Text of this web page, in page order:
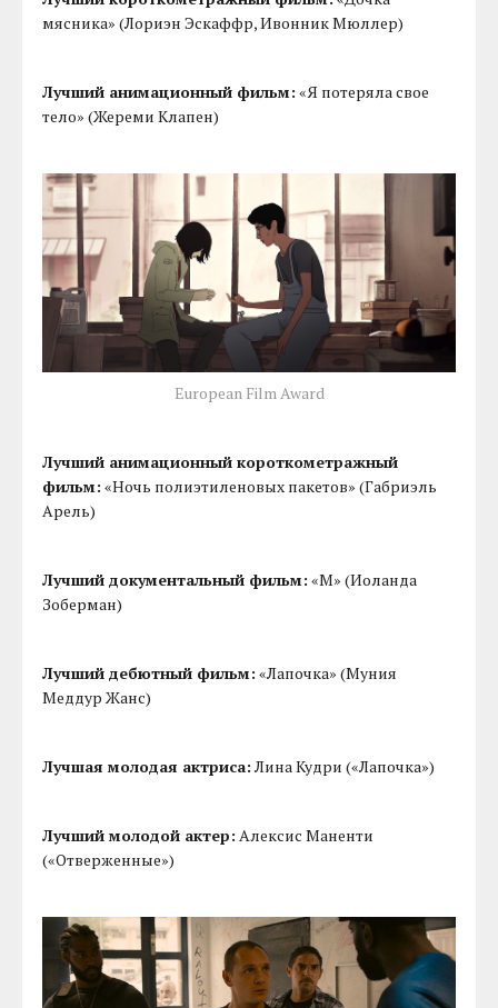
мясника» (Лориэн Эскаффр, Ивонник Мюллер)
Лучший анимационный фильм: «Я потеряла свое
тело» (Жереми Клапен)
European Film Award
Лучший анимационный короткометражный
фильм: «Ночь полиэтиленовых пакетов» (Габриэль
Арель)
Лучший документальный фильм: «М» (Иоланда
Зоберман)
Лучший дебютный фильм: «Лапочка» (Муния
Меддур Жанс)
Лучшая молодая актриса:Лина Кудри («Лапочка»)
Лучший молодой актер: Алексис Маненти
(«Отверженные»)